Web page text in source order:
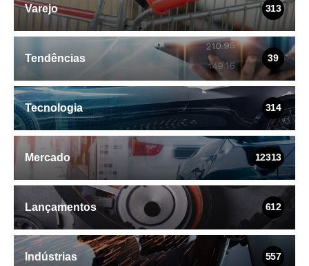
Varejo 313
Tendências 39
Tecnologia 314
Mercado 12313
Lançamentos 612
Indústrias 557